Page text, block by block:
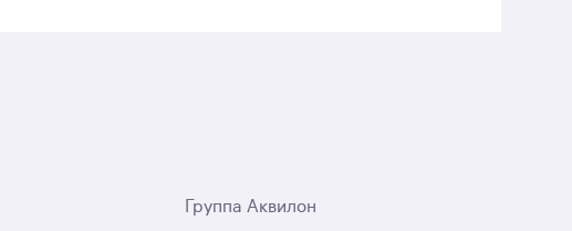
Группа Аквилон